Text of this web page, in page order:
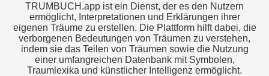
TRUMBUCH.app ist ein Dienst, der es den Nutzern
ermöglicht, Interpretationen und Erklärungen ihrer
eigenen Träume zu erstellen. Die Plattform hilft dabei, die
verborgenen Bedeutungen von Träumen zu verstehen,
indem sie das Teilen von Träumen sowie die Nutzung
einer umfangreichen Datenbank mit Symbolen,
Traumlexika und künstlicher Intelligenz ermöglicht.